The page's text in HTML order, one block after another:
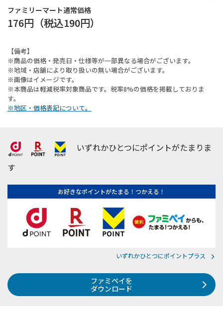
ファミリーマート通常価格
176円 （税込190円）
【備考】
※商品の価格・発売日・仕様等が一部異なる場合がございます。
※地域・店舗により取り扱いの無い場合がございます。
※画像はイメージです。
※本商品は軽減税率対象商品です。税率8%の価格を掲載しておりま
す。
※地区・価格表記について。
いずれかひとつにポイントがたまりま
す
お好きなポイントがたまる！つかえる！
いずれかひとつにポイントプラス
ファミペイを
ダウンロード